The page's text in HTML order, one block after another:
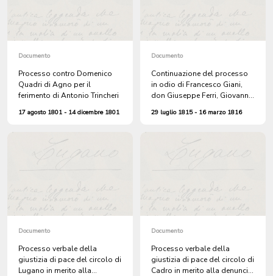
Documento
Processo contro Domenico
Quadri di Agno per il
ferimento di Antonio Trincheri
17 agosto 1801 - 14 dicembre 1801
Documento
Continuazione del processo
in odio di Francesco Giani,
don Giuseppe Ferri, Giovanni
Stoppani di Ponte Tresa,
l'ordine dell'assemblea
comunale del 27 marzo 1815
29 luglio 1815 - 16 marzo 1816
Documento
Processo verbale della
giustizia di pace del circolo di
Lugano in merito alla
Documento
Processo verbale della
giustizia di pace del circolo di
Cadro in merito alla denuncia